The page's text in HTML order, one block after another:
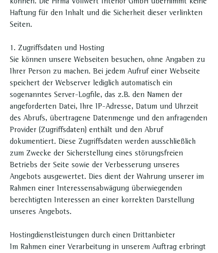
können. Die Firma Vollwert Interior GmbH übernimmt keine
Haftung für den Inhalt und die Sicherheit dieser verlinkten
Seiten.
1. Zugriffsdaten und Hosting
Sie können unsere Webseiten besuchen, ohne Angaben zu
Ihrer Person zu machen. Bei jedem Aufruf einer Webseite
speichert der Webserver lediglich automatisch ein
sogenanntes Server-Logfile, das z.B. den Namen der
angeforderten Datei, Ihre IP-Adresse, Datum und Uhrzeit
des Abrufs, übertragene Datenmenge und den anfragenden
Provider (Zugriffsdaten) enthält und den Abruf
dokumentiert. Diese Zugriffsdaten werden ausschließlich
zum Zwecke der Sicherstellung eines störungsfreien
Betriebs der Seite sowie der Verbesserung unseres
Angebots ausgewertet. Dies dient der Wahrung unserer im
Rahmen einer Interessensabwägung überwiegenden
berechtigten Interessen an einer korrekten Darstellung
unseres Angebots.
Hostingdienstleistungen durch einen Drittanbieter
Im Rahmen einer Verarbeitung in unserem Auftrag erbringt